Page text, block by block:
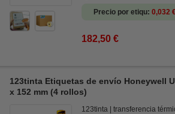
Precio por etiqu 0,032
182,50 €
123tinta Etiquetas de envío Honeywell
x 152 mm (4 rollos)
123tinta
transferencia